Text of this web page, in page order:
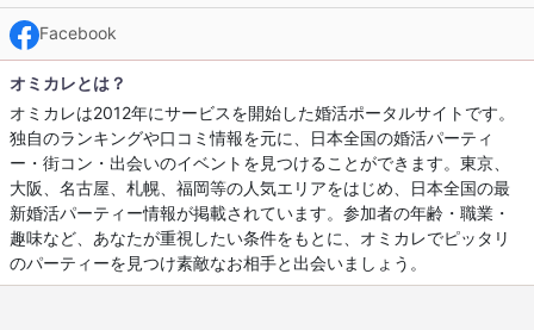
Facebook
オミカレとは？
オミカレは2012年にサービスを開始した婚活ポータルサイトです。
独自のランキングや口コミ情報を元に、日本全国の婚活パーティ
ー・街コン・出会いのイベントを見つけることができます。東京、
大阪、名古屋、札幌、福岡等の人気エリアをはじめ、日本全国の最
新婚活パーティー情報が掲載されています。参加者の年齢・職業・
趣味など、あなたが重視したい条件をもとに、オミカレでピッタリ
のパーティーを見つけ素敵なお相手と出会いましょう。